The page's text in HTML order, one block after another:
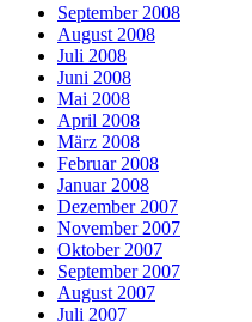
September 2008
August 2008
Juli 2008
Juni 2008
Mai 2008
April 2008
März 2008
Februar 2008
Januar 2008
Dezember 2007
November 2007
Oktober 2007
September 2007
August 2007
Juli 2007